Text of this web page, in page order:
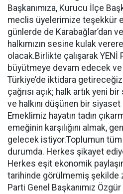
Başkanımıza, Kurucu İlçe
meclis üyelerimize teşekkür
günlerde de Karabağlar’dan
halkımızın sesine kulak
olacak.Birlikte çalışarak YENİ
büyütmeye devam edecek ve
Türkiye’de iktidara getireceğiz.
çağrısı açık; halk artık yeni
ve halkını düşünen bir siyaset
Emeklimiz hayatın tadın
emeğinin karşılığını almak,
gelecek istiyor.Toplumun
durumda. Herkes şikayet
Herkes eşit ekonomik
tarihinde görülmemiş şekilde
Parti Genel Başkanımız